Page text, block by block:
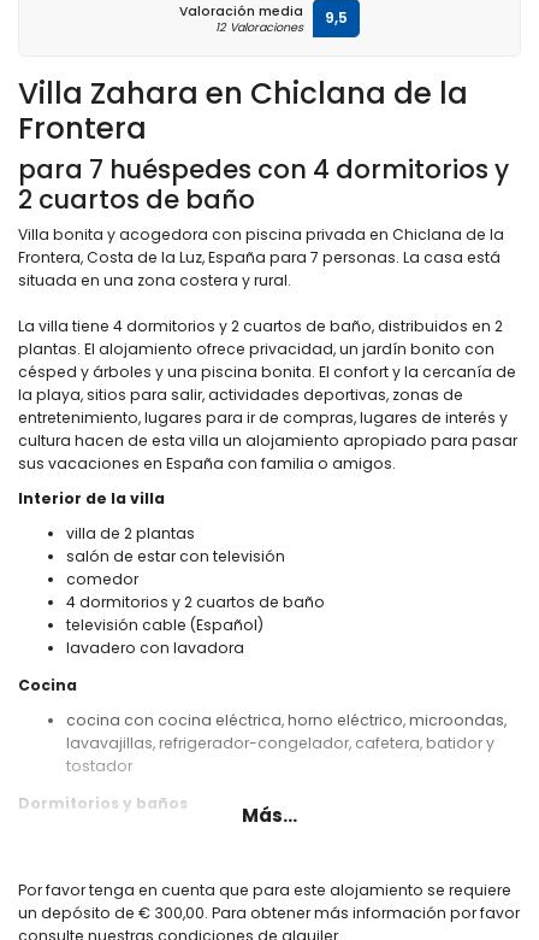
Villa Zahara en Chiclana de la
Frontera
para 7 huéspedes con 4 dormitorios y
2 cuartos de baño
Villa bonita y acogedora con piscina privada en Chiclana de la
Frontera, Costa de la Luz, España para 7 personas. La casa está
situada en una zona costera y rural.
La villa tiene 4 dormitorios y 2 cuartos de baño, distribuidos en 2
plantas. El alojamiento ofrece privacidad, un jardín bonito con
césped y árboles y una piscina bonita. El confort y la cercanía de
la playa, sitios para salir, actividades deportivas, zonas de
entretenimiento, lugares para ir de compras, lugares de interés y
cultura hacen de esta villa un alojamiento apropiado para pasar
sus vacaciones en España con familia o amigos.
Interior de la villa
villa de 2 plantas
salón de estar con televisión
comedor
4 dormitorios y 2 cuartos de baño
televisión cable (Español)
lavadero con lavadora
Cocina
cocina con cocina eléctrica, horno eléctrico, microondas,
lavavajillas, refrigerador-congelador, cafetera, batidor y
tostador
Dormitorios y baños
dormitorio con 2 camas individuales (de 190 x 90cm) y aire
acondicionado
dormitorio con cama individual (de 190 x 90cm) y aire
Más...
Por favor tenga en cuenta que para este alojamiento se requiere
un depósito de € 300,00. Para obtener más información por favor
consulte nuestras condiciones de alquiler.
Valoración media
12 Valoraciones 9,5